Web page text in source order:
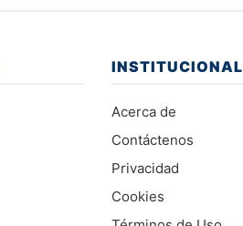
INSTITUCIONAL
Acerca de
Contáctenos
Privacidad
Cookies